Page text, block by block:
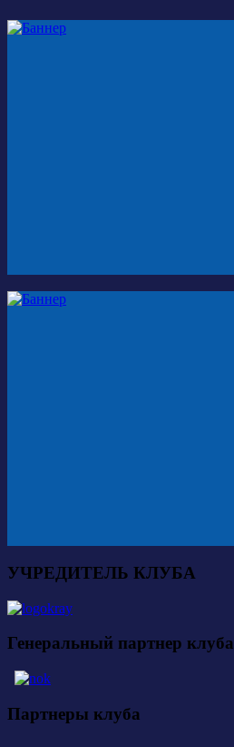
УЧРЕДИТЕЛЬ КЛУБА
Генеральный партнер клуба
Партнеры клуба